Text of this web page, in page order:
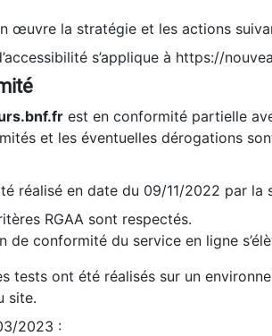
œuvre la stratégie et les actions
s’applique à https://
est en conformité partielle
et les éventuelles dérogations
réalisé en date du 09/11/2022 par la
RGAA sont respectés.
de conformité du service en ligne
tests ont été réalisés sur un
site.
2023 :